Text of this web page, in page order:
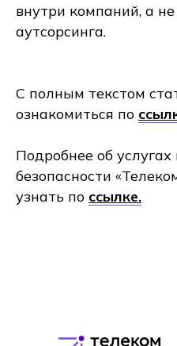
внутри компаний, а
аутсорсинга.
С полным текстом
ознакомиться по
Подробнее об
безопасности
узнать по ссылке.